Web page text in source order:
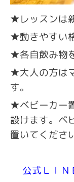
★レッスンは
★動きやすい
★各自飲み物
★大人の方は
す。
★ベビーカー
設けます。ベ
置いてくださ
公式ＬＩＮ